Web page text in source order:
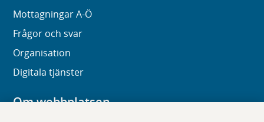
Mottagningar A-Ö
Frågor och svar
Organisation
Digitala tjänster
Om webbplatsen